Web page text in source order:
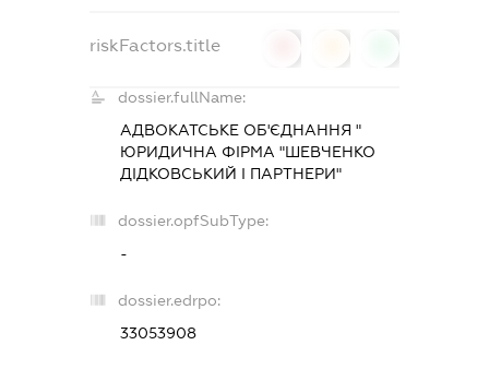
riskFactors.title
dossier.fullName:
АДВОКАТСЬКЕ ОБ'ЄДНАННЯ "
ЮРИДИЧНА ФІРМА "ШЕВЧЕНКО
ДІДКОВСЬКИЙ І ПАРТНЕРИ"
dossier.opfSubType:
-
dossier.edrpo:
33053908